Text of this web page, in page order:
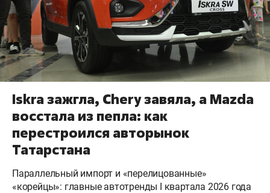
Iskra зажгла, Chery завяла, а Mazda
восстала из пепла: как
перестроился авторынок
Татарстана
Параллельный импорт и «перелицованные»
«корейцы»: главные автотренды I квартала 2026 года